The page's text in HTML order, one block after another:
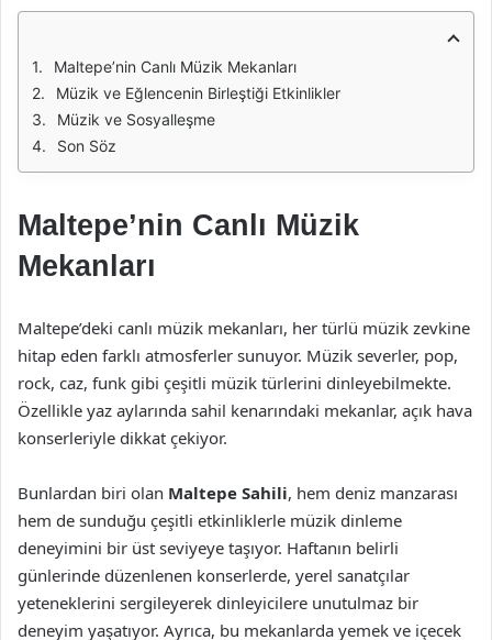
Maltepe’nin Canlı Müzik Mekanları
Müzik ve Eğlencenin Birleştiği Etkinlikler
Müzik ve Sosyalleşme
Son Söz
Maltepe’nin Canlı Müzik
Mekanları
Maltepe’deki canlı müzik mekanları, her türlü müzik zevkine
hitap eden farklı atmosferler sunuyor. Müzik severler, pop,
rock, caz, funk gibi çeşitli müzik türlerini dinleyebilmekte.
Özellikle yaz aylarında sahil kenarındaki mekanlar, açık hava
konserleriyle dikkat çekiyor.
Bunlardan biri olan Maltepe Sahili, hem deniz manzarası
hem de sunduğu çeşitli etkinliklerle müzik dinleme
deneyimini bir üst seviyeye taşıyor. Haftanın belirli
günlerinde düzenlenen konserlerde, yerel sanatçılar
yeteneklerini sergileyerek dinleyicilere unutulmaz bir
deneyim yaşatıyor. Ayrıca, bu mekanlarda yemek ve içecek